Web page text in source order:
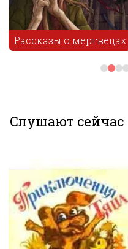
Награда
Слушают сейчас